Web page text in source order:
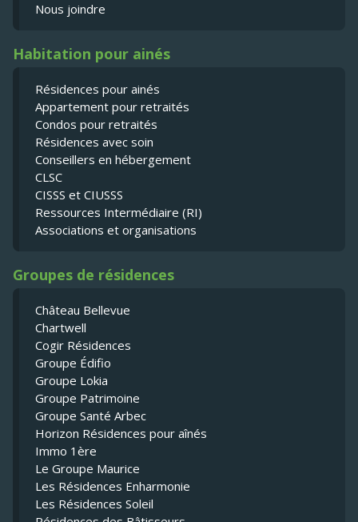
Nous joindre
Habitation pour ainés
Résidences pour ainés
Appartement pour retraités
Condos pour retraités
Résidences avec soin
Conseillers en hébergement
CLSC
CISSS et CIUSSS
Ressources Intermédiaire (RI)
Associations et organisations
Groupes de résidences
Château Bellevue
Chartwell
Cogir Résidences
Groupe Édifio
Groupe Lokia
Groupe Patrimoine
Groupe Santé Arbec
Horizon Résidences pour aînés
Immo 1ère
Le Groupe Maurice
Les Résidences Enharmonie
Les Résidences Soleil